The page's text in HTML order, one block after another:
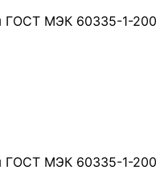
МЭК 60335-1-
МЭК 60335-1-